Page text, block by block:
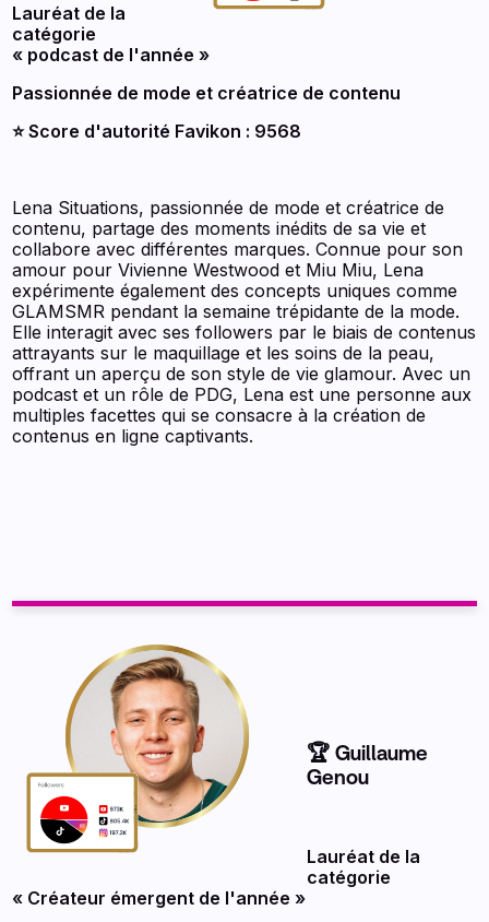
Lauréat de la
catégorie
« podcast de l'année »
Passionnée de mode et créatrice de contenu
⭐️ Score d'autorité Favikon : 9568
Lena Situations, passionnée de mode et créatrice de
contenu, partage des moments inédits de sa vie et
collabore avec différentes marques. Connue pour son
amour pour Vivienne Westwood et Miu Miu, Lena
expérimente également des concepts uniques comme
GLAMSMR pendant la semaine trépidante de la mode.
Elle interagit avec ses followers par le biais de contenus
attrayants sur le maquillage et les soins de la peau,
offrant un aperçu de son style de vie glamour. Avec un
podcast et un rôle de PDG, Lena est une personne aux
multiples facettes qui se consacre à la création de
contenus en ligne captivants.
🏆 Guillaume
Genou
Lauréat de la
catégorie
« Créateur émergent de l'année »